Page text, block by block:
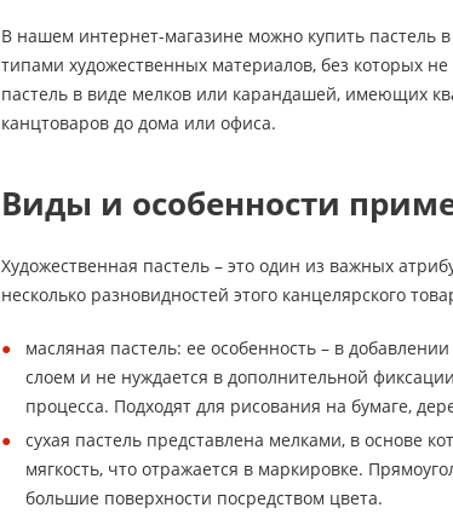
В нашем интернет-магазине можно купить пастель
типами художественных материалов, без которых
пастель в виде мелков или карандашей, имеющих
канцтоваров до дома или офиса.
Виды и особенности
Художественная пастель – это один из важных
несколько разновидностей этого канцелярского
масляная пастель: ее особенность – в
слоем и не нуждается в дополнительной
процесса. Подходят для рисования на бумаге,
сухая пастель представлена мелками, в основе
мягкость, что отражается в маркировке.
большие поверхности посредством цвета.